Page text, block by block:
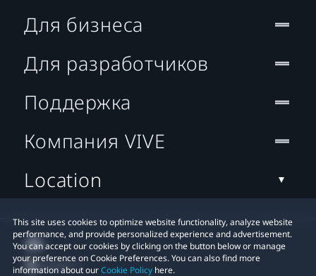
This site uses cookies to optimize website functionality, analyze website
performance, and provide personalized experience and advertisement.
You can accept our cookies by clicking on the button below or manage
your preference on Cookie Preferences. You can also find more
information about ourCookie Policy here.
Для бизнеса
Для разработчиков
Поддержка
Компания VIVE
Location